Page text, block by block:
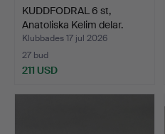
KUDDFODRAL 6 st,
Anatoliska Kelim delar.
Klubbades 17 jul 2026
27 bud
211 USD